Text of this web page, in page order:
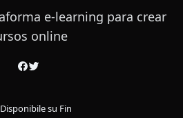
Disponibile su Fin